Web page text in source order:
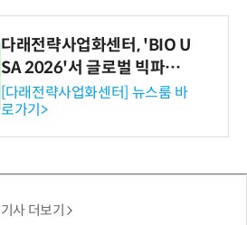
다래전략사업화센터, 'BIO U
SA 2026'서 글로벌 빅파마
와의 비즈니스 미팅 지원…K
-바이오 해외 진출 교두보 확
보
[다래전략사업화센터] 뉴스룸 바
로가기>
기사 더보기